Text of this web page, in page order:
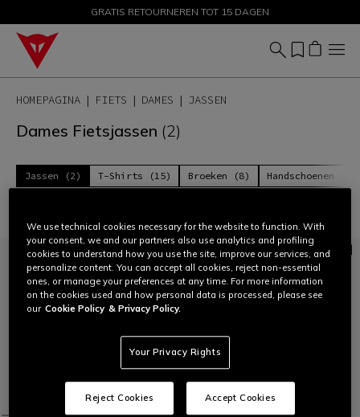
KORTINGEN TOT 50% – SHOP NU
GRATIS RETOURNEREN TOT 15 DAGEN
HOMEPAGINA FIETS DAMES JASSEN
Dames Fietsjassen (2)
Jassen (2) T-Shirts (15) Broeken (8) Handschoenen
We use technical cookies necessary for the website to function. With
your consent, we and our partners also use analytics and profiling
cookies to understand how you use the site, improve our services, and
personalize content. You can accept all cookies, reject non-essential
ones, or manage your preferences at any time. For more information
on the cookies used and how personal data is processed, please see
our Cookie Policy & Privacy Policy.
Your Privacy Rights
Reject Cookies Accept Cookies